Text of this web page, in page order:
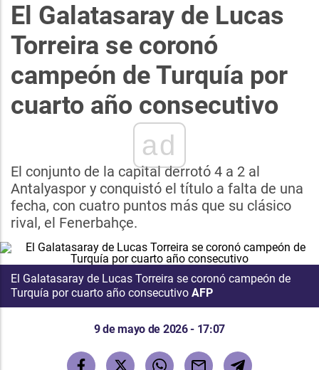
El Galatasaray de Lucas
Torreira se coronó
campeón de Turquía por
cuarto año consecutivo
ad
El conjunto de la capital derrotó 4 a 2 al
Antalyaspor y conquistó el título a falta de una
fecha, con cuatro puntos más que su clásico
rival, el Fenerbahçe.
El Galatasaray de Lucas Torreira se coronó campeón de
Turquía por cuarto año consecutivo AFP
9 de mayo de 2026 - 17:07